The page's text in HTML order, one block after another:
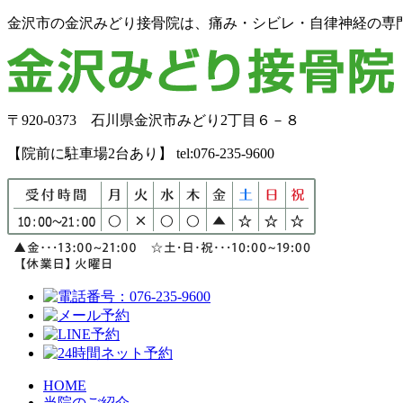
金沢市の金沢みどり接骨院は、痛み・シビレ・自律神経の専
〒920-0373 石川県金沢市みどり2丁目６－８
【院前に駐車場2台あり】 tel:076-235-9600
HOME